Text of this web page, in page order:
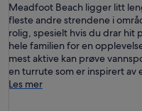
Meadfoot Beach ligger litt
fleste andre strendene i
rolig, spesielt hvis du drar hit
hele familien for en
mest aktive kan prøve
en turrute som er inspirert av
Les mer